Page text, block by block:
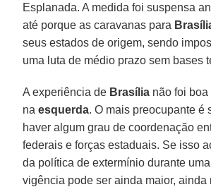
Esplanada. A medida foi suspensa
até porque as caravanas para
seus estados de origem, sendo
uma luta de médio prazo sem bases
A experiência de Brasília não foi
naesquerda. O mais preocupante é
haver algum grau de coordenação
federais e forças estaduais. Se isso
da política de extermínio durante
vigência pode ser ainda maior, ainda